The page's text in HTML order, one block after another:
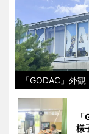
「GODAC」外観
様